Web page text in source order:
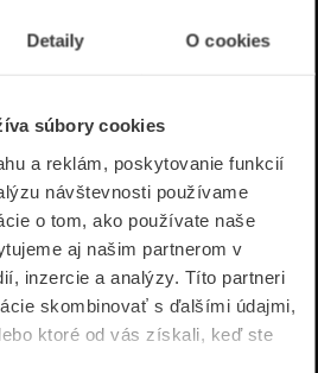
Detaily O cookies
súbory cookies
a reklám, poskytovanie funkcií
návštevnosti používame
o tom, ako používate naše
aj našim partnerom v
inzercie a analýzy. Títo partneri
skombinovať s ďalšími údajmi,
ktoré od vás získali, keď ste
na stiahnutie
s rámovcovou zmluvou pri
nad 300 € bez DPH